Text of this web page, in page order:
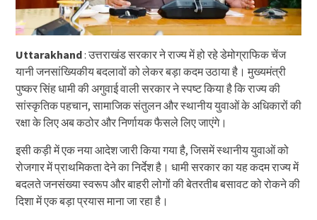
Uttarakhand: उत्तराखंड सरकार ने राज्य में हो रहे डेमोग्राफिक चेंज
यानी जनसांख्यिकीय बदलावों को लेकर बड़ा कदम उठाया है। मुख्यमंत्री
पुष्कर सिंह धामी की अगुवाई वाली सरकार ने स्पष्ट किया है कि राज्य की
सांस्कृतिक पहचान, सामाजिक संतुलन और स्थानीय युवाओं के अधिकारों की
रक्षा के लिए अब कठोर और निर्णायक फैसले लिए जाएंगे।
इसी कड़ी में एक नया आदेश जारी किया गया है, जिसमें स्थानीय युवाओं को
रोजगार में प्राथमिकता देने का निर्देश है। धामी सरकार का यह कदम राज्य में
बदलते जनसंख्या स्वरूप और बाहरी लोगों की बेतरतीब बसावट को रोकने की
दिशा में एक बड़ा प्रयास माना जा रहा है।